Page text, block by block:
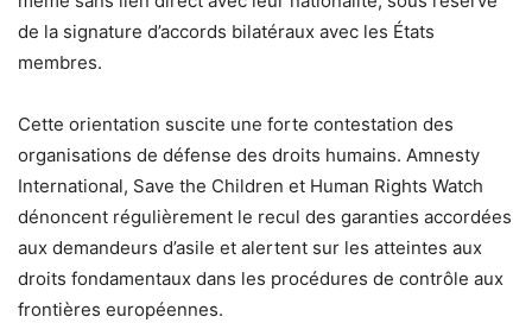
de la signature d’accords bilatéraux avec les États
membres.
Cette orientation suscite une forte contestation des
organisations de défense des droits humains. Amnesty
International, Save the Children et Human Rights Watch
dénoncent régulièrement le recul des garanties accordées
aux demandeurs d’asile et alertent sur les atteintes aux
droits fondamentaux dans les procédures de contrôle aux
frontières européennes.